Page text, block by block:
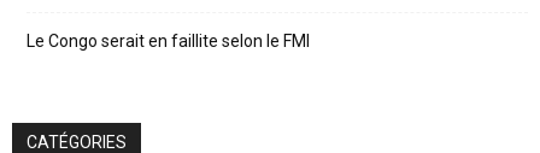
Le Congo serait en faillite selon le FMI
CATÉGORIES